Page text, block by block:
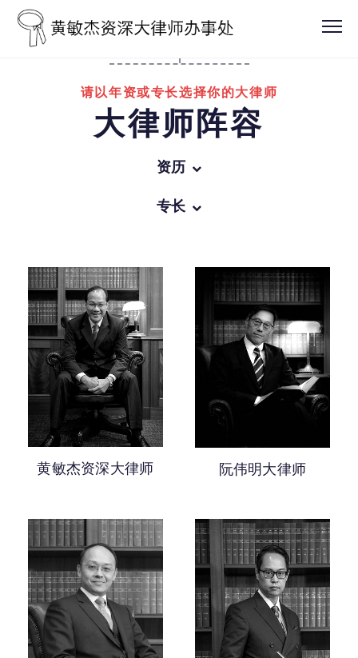
请以年资或专长选择你的大律师
大律师阵容
资历
所有
资深大律师
越15年获认许年资的大律师
越10年获认许年资的大律师
越5年获认许年资的大律师
0-5年获认许年资的大律师
专长
一般刑事诉讼
民事诉讼
司法覆核及其他公共法诉讼
人身伤害及雇员补偿
调解及替代纠纷解决
妨碍公共秩序
航运诉讼
纪律聆讯
死因研讯
黄敏杰资深大律师 阮伟明大律师